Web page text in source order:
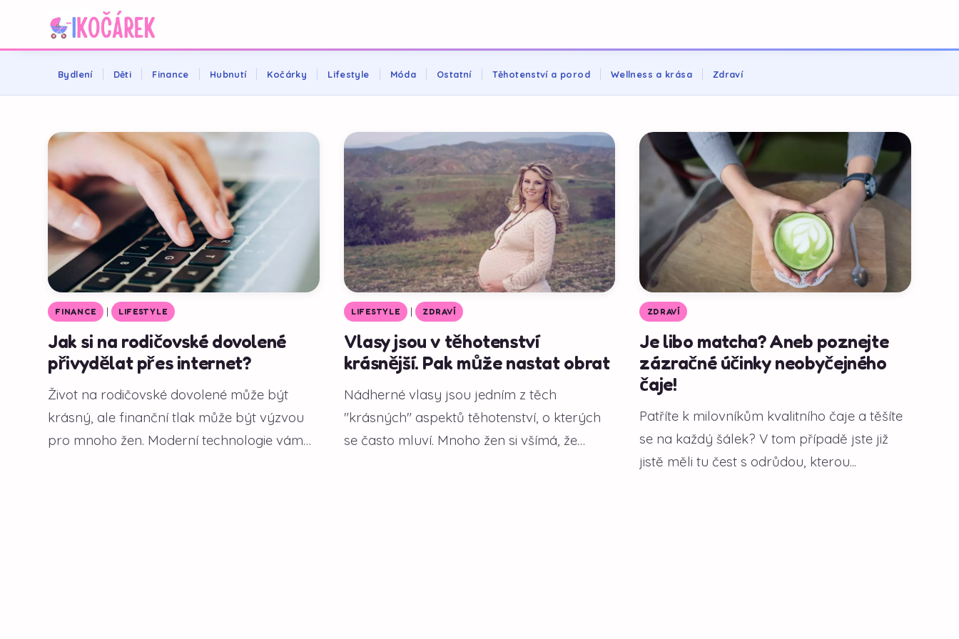
Bydlení Děti Finance Hubnutí Kočárky Lifestyle Móda Ostatní Těhotenství a porod Wellness a krása Zdraví
Jak si na rodičovské dovolené
přivydělat přes internet?
Život na rodičovské dovolené může být
krásný, ale finanční tlak může být výzvou
pro mnoho žen. Moderní technologie vám
FINANCE | LIFESTYLE
Vlasy jsou v těhotenství
krásnější. Pak může nastat obrat
Nádherné vlasy jsou jedním z těch
"krásných" aspektů těhotenství, o kterých
se často mluví. Mnoho žen si všímá, že
LIFESTYLE | ZDRAVÍ
Je libo matcha? Aneb poznejte
zázračné účinky neobyčejného
čaje!
Patříte k milovníkům kvalitního čaje a těšíte
se na každý šálek? V tom případě jste již
jistě měli tu čest s odrůdou, kterou...
ZDRAVÍ